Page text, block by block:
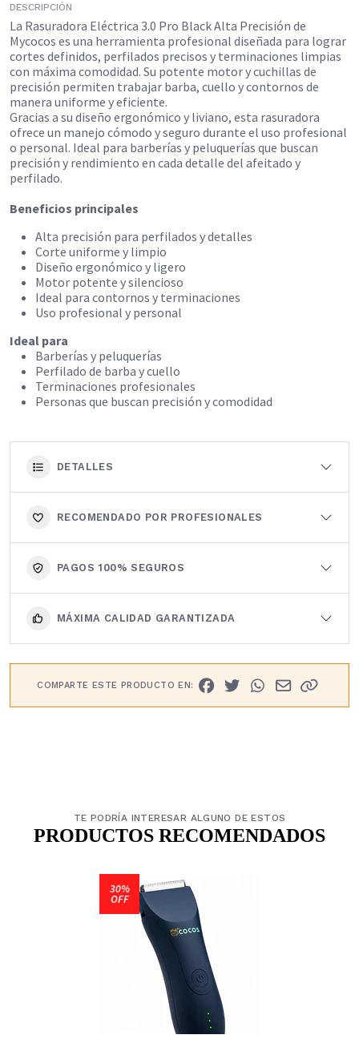
DESCRIPCIÓN
La Rasuradora Eléctrica 3.0 Pro Black Alta Precisión de
Mycocos es una herramienta profesional diseñada para lograr
cortes definidos, perfilados precisos y terminaciones limpias
con máxima comodidad. Su potente motor y cuchillas de
precisión permiten trabajar barba, cuello y contornos de
manera uniforme y eficiente.​
Gracias a su diseño ergonómico y liviano, esta rasuradora
ofrece un manejo cómodo y seguro durante el uso profesional
o personal. Ideal para barberías y peluquerías que buscan
precisión y rendimiento en cada detalle del afeitado y
perfilado.
Beneficios principales
Alta precisión para perfilados y detalles
Corte uniforme y limpio
Diseño ergonómico y ligero
Motor potente y silencioso
Ideal para contornos y terminaciones
Uso profesional y personal
Ideal para
Barberías y peluquerías
Perfilado de barba y cuello
Terminaciones profesionales
Personas que buscan precisión y comodidad
DETALLES
RECOMENDADO POR PROFESIONALES
PAGOS 100% SEGUROS
MÁXIMA CALIDAD GARANTIZADA
COMPARTE ESTE PRODUCTO EN:
TE PODRÍA INTERESAR ALGUNO DE ESTOS
PRODUCTOS RECOMENDADOS
30%
OFF